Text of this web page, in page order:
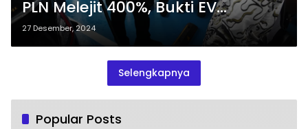
PLN Melejit 400%, Bukti EV
Semakin Digemari!
27 Desember, 2024
Selengkapnya
Popular Posts